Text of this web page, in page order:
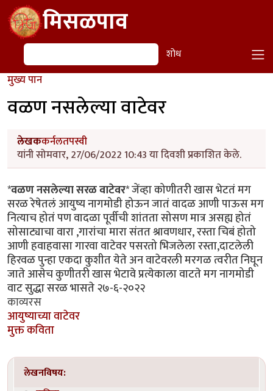
Skip to main contentमिसळपाव
शोध शोध
मुख्य पान
वळण नसलेल्या वाटेवर
लेखककर्नलतपस्वी
यांनी सोमवार, 27/06/2022 10:43 या दिवशी प्रकाशित केले.
*वळण नसलेल्या सरळ वाटेवर* जेंव्हा कोणीतरी खास भेटतं मग
सरळ रेषेतलं आयुष्य नागमोडी होऊन जातं वादळ आणी पाऊस मग
नित्याच होतं पण वादळा पूर्वीची शांतता सोसण मात्र असह्य होतं
सोसाट्याचा वारा ,गारांचा मारा संतत श्रावणधार, रस्ता चिबं होतो
आणी हवाहवासा गारवा वाटेवर पसरतो भिजलेला रस्ता,दाटलेली
हिरवळ पुन्हा एकदा कुशीत येते अन वाटेवरली मरगळ त्वरीत निघून
जाते आसेच कुणीतरी खास भेटावे प्रत्येकाला वाटते मग नागमोडी
वाट सुद्धा सरळ भासते २७-६-२०२२
काव्यरस
आयुष्याच्या वाटेवर
मुक्त कविता
लेखनविषय: